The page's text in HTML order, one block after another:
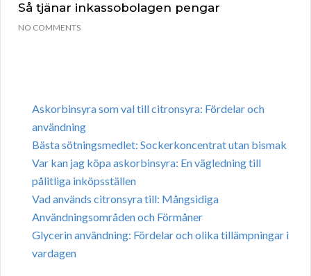
Så tjänar inkassobolagen pengar
NO COMMENTS
Askorbinsyra som val till citronsyra: Fördelar och
användning
Bästa sötningsmedlet: Sockerkoncentrat utan bismak
Var kan jag köpa askorbinsyra: En vägledning till
pålitliga inköpsställen
Vad används citronsyra till: Mångsidiga
Användningsområden och Förmåner
Glycerin användning: Fördelar och olika tillämpningar i
vardagen